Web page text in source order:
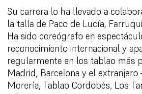
Su carrera lo ha llevado a
la talla de Paco de Lucía,
Ha sido coreógrafo en
reconocimiento internacional y
regularmente en los tablao más
Madrid, Barcelona y el
Morería, Tablao Cordobés, Los